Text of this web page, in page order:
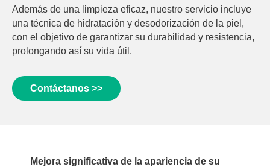
Además de una limpieza eficaz, nuestro servicio incluye
una técnica de hidratación y desodorización de la piel,
con el objetivo de garantizar su durabilidad y resistencia,
prolongando así su vida útil.
Contáctanos >>
Mejora significativa de la apariencia de su